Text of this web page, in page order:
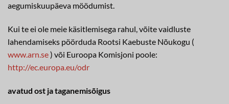
aegumiskuupäeva möödumist.
Kui te ei ole meie käsitlemisega rahul, võite vaidluste
lahendamiseks pöörduda Rootsi Kaebuste Nõukogu (
www.arn.se) või Euroopa Komisjoni poole:
http://ec.europa.eu/odr
avatud ost ja taganemisõigus